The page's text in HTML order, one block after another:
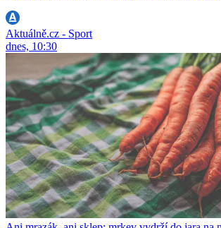
Aktuálně.cz - Sport
dnes, 10:30